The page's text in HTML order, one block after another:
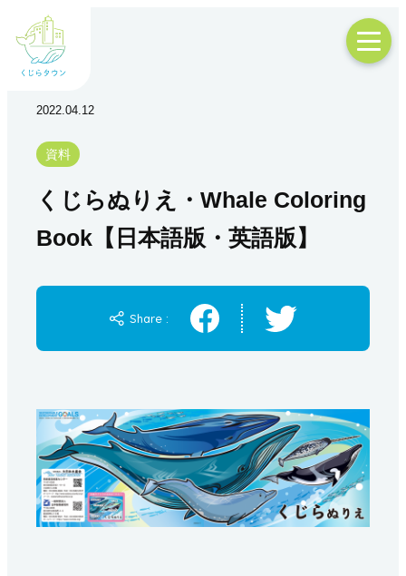
2022.04.12
資料
くじらぬりえ・Whale Coloring
Book【日本語版・英語版】
Share :